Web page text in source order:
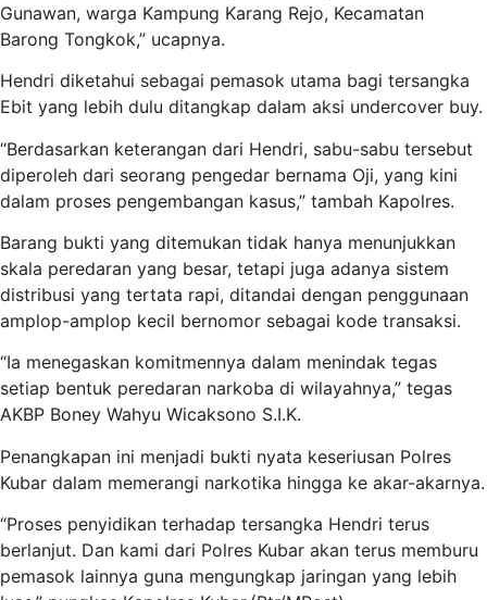
Gunawan, warga Kampung Karang Rejo, Kecamatan
Barong Tongkok,” ucapnya.
Hendri diketahui sebagai pemasok utama bagi tersangka
Ebit yang lebih dulu ditangkap dalam aksi undercover buy.
“Berdasarkan keterangan dari Hendri, sabu-sabu tersebut
diperoleh dari seorang pengedar bernama Oji, yang kini
dalam proses pengembangan kasus,” tambah Kapolres.
Barang bukti yang ditemukan tidak hanya menunjukkan
skala peredaran yang besar, tetapi juga adanya sistem
distribusi yang tertata rapi, ditandai dengan penggunaan
amplop-amplop kecil bernomor sebagai kode transaksi.
“Ia menegaskan komitmennya dalam menindak tegas
setiap bentuk peredaran narkoba di wilayahnya,” tegas
AKBP Boney Wahyu Wicaksono S.I.K.
Penangkapan ini menjadi bukti nyata keseriusan Polres
Kubar dalam memerangi narkotika hingga ke akar-akarnya.
“Proses penyidikan terhadap tersangka Hendri terus
berlanjut. Dan kami dari Polres Kubar akan terus memburu
pemasok lainnya guna mengungkap jaringan yang lebih